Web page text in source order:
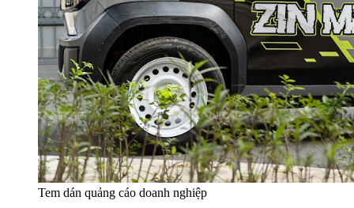
Tem dán quảng cáo doanh nghiệp